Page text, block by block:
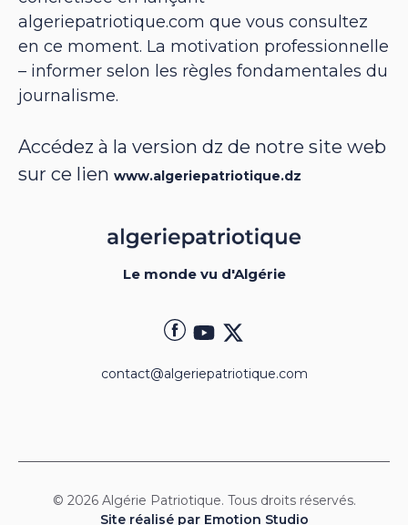
algeriepatriotique.com que vous consultez
en ce moment. La motivation professionnelle
– informer selon les règles fondamentales du
journalisme.
Accédez à la version dz de notre site web
sur ce lien www.algeriepatriotique.dz
Le monde vu d'Algérie
contact@algeriepatriotique.com
© 2026 Algérie Patriotique. Tous droits réservés.
Site réalisé par Emotion Studio